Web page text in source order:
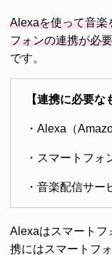
Alexaを使って音楽
フォンの連携が必要
です。
【連携に必要な
・Alexa（
・スマートフォ
・音楽配信サー
Alexaはスマートフ
携にはスマートフ